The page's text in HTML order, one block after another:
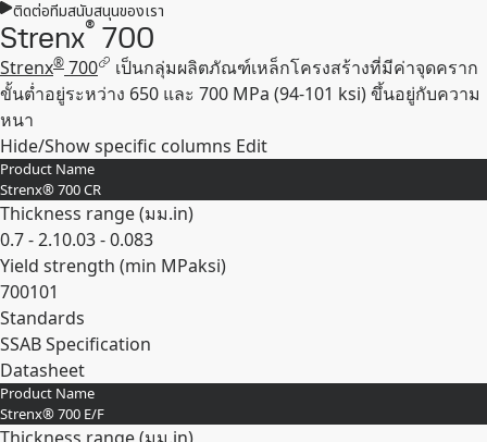
ติดต่อทีมสนับสนุนของเรา
Strenx® 700
Strenx® 700
เป็นกลุ่มผลิตภัณฑ์เหล็กโครงสร้างที่มีค่าจุดคราก
ขั้นต่ำอยู่ระหว่าง 650 และ 700 MPa (94-101 ksi) ขึ้นอยู่กับความ
หนา
Hide/Show specific columns Edit
Product Name
Strenx® 700 CR
Thickness range (มม.in)
0.7 - 2.10.03 - 0.083
Yield strength (min MPaksi)
700101
Standards
SSAB Specification
Datasheet
Expand
Product Name
Strenx® 700 E/F